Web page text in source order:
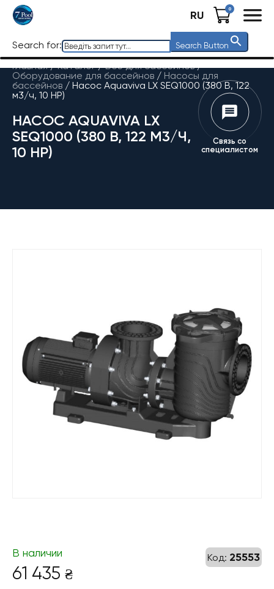
RU 0
Search for: Search Button
Главная / Каталог/Все для бассейнов/
Оборудование для бассейнов / Насосы для
бассейнов / Насос Aquaviva LX SEQ1000 (380 В, 122
м3/ч, 10 HP)
НАСОС AQUAVIVA LX
SEQ1000 (380 В, 122 М3/Ч,
10 HP)
Связь со
специалистом
Код: 25553
В наличии
61 435 ₴